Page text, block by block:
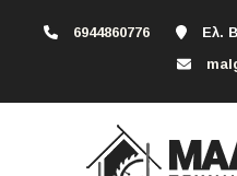
6944860776
Ελ.